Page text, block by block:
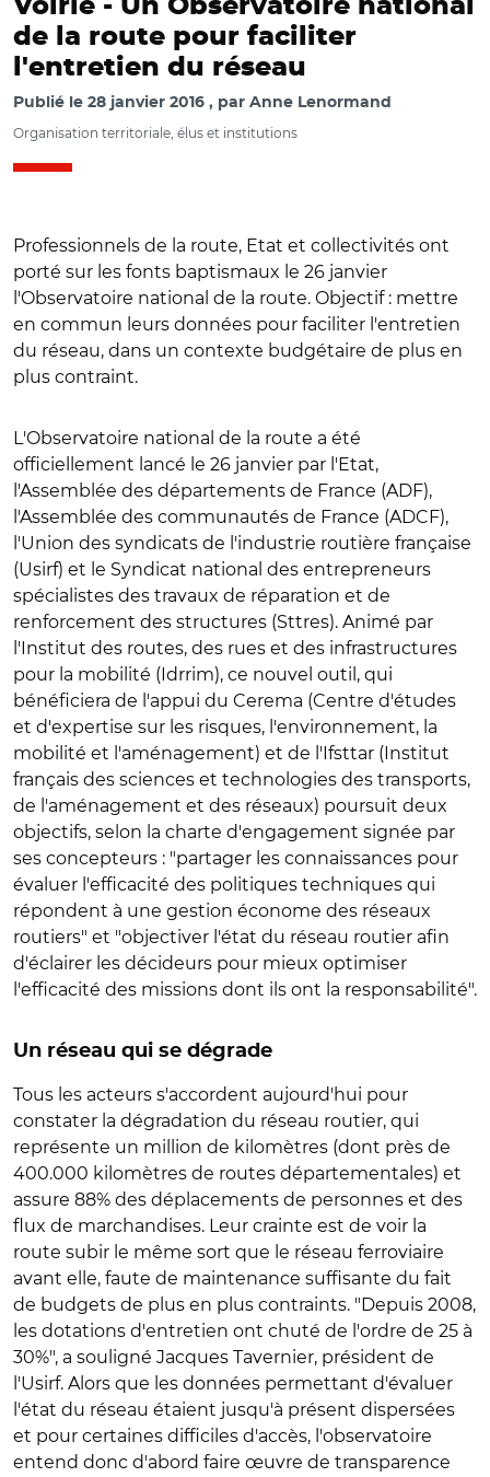
Voirie - Un Observatoire national
de la route pour faciliter
l'entretien du réseau
Publié le 28 janvier 2016 par Anne Lenormand
Organisation territoriale, élus et institutions
Professionnels de la route, Etat et collectivités ont
porté sur les fonts baptismaux le 26 janvier
l'Observatoire national de la route. Objectif : mettre
en commun leurs données pour faciliter l'entretien
du réseau, dans un contexte budgétaire de plus en
plus contraint.
L'Observatoire national de la route a été
officiellement lancé le 26 janvier par l'Etat,
l'Assemblée des départements de France (ADF),
l'Assemblée des communautés de France (ADCF),
l'Union des syndicats de l'industrie routière française
(Usirf) et le Syndicat national des entrepreneurs
spécialistes des travaux de réparation et de
renforcement des structures (Sttres). Animé par
l'Institut des routes, des rues et des infrastructures
pour la mobilité (Idrrim), ce nouvel outil, qui
bénéficiera de l'appui du Cerema (Centre d'études
et d'expertise sur les risques, l'environnement, la
mobilité et l'aménagement) et de l'Ifsttar (Institut
français des sciences et technologies des transports,
de l'aménagement et des réseaux) poursuit deux
objectifs, selon la charte d'engagement signée par
ses concepteurs : "partager les connaissances pour
évaluer l'efficacité des politiques techniques qui
répondent à une gestion économe des réseaux
routiers" et "objectiver l'état du réseau routier afin
d'éclairer les décideurs pour mieux optimiser
l'efficacité des missions dont ils ont la responsabilité".
Un réseau qui se dégrade
Tous les acteurs s'accordent aujourd'hui pour
constater la dégradation du réseau routier, qui
représente un million de kilomètres (dont près de
400.000 kilomètres de routes départementales) et
assure 88% des déplacements de personnes et des
flux de marchandises. Leur crainte est de voir la
route subir le même sort que le réseau ferroviaire
avant elle, faute de maintenance suffisante du fait
de budgets de plus en plus contraints. "Depuis 2008,
les dotations d'entretien ont chuté de l'ordre de 25 à
30%", a souligné Jacques Tavernier, président de
l'Usirf. Alors que les données permettant d'évaluer
l'état du réseau étaient jusqu'à présent dispersées
et pour certaines difficiles d'accès, l'observatoire
entend donc d'abord faire œuvre de transparence